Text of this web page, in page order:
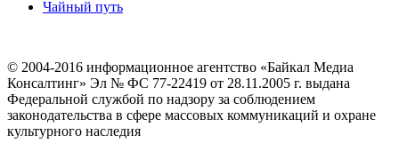
Чайный путь
© 2004-2016 информационное агентство «Байкал Медиа
Консалтинг» Эл № ФС 77-22419 от 28.11.2005 г. выдана
Федеральной службой по надзору за соблюдением
законодательства в сфере массовых коммуникаций и охране
культурного наследия